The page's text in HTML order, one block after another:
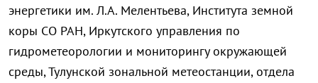
энергетики им. Л.А. Мелентьева, Института земной
коры СО РАН, Иркутского управления по
гидрометеорологии и мониторингу окружающей
среды, Тулунской зональной метеостанции, отдела